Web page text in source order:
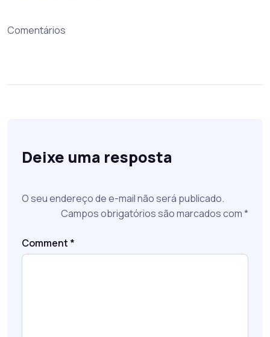
Comentários
Deixe uma resposta
O seu endereço de e-mail não será publicado.
Campos obrigatórios são marcados com*
Comment *